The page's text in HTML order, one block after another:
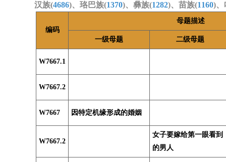
汉族(4686)、珞巴族(1370)、彝族(1282)、苗族(1160)、
编码
母题描述
一级母题 二级母题
W7667.1
W7667.2
W7667 因特定机缘形成的婚姻
W7667.2
女子要嫁给第一眼看到
的男人